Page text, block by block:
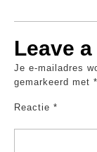
Leave
Je e-mailadres
gemarkeerd met *
Reactie *